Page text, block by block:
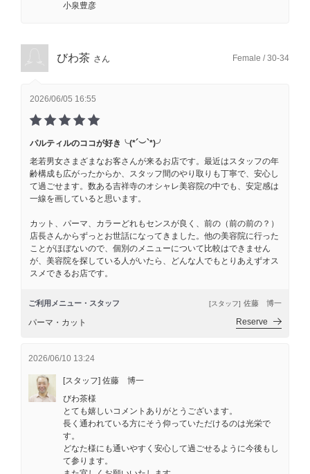
小泉豊彦
びわ茶 さん Female / 30-34
2026/06/05 16:55
パルティルのココが好き╰(*´︶`*)╯
老若男女さまざまなお客さんが来るお店です。最近はスタッフの年
齢構成も広がったからか、スタッフ間のやり取りも丁寧で、安心し
て過ごせます。数ある吉祥寺のオシャレ美容院の中でも、安定感は
一線を画していると思います。
カット、パーマ、カラーどれもセンスが良く、前の（前の前の？）
店長さんからずっとお世話になってきました。他の美容院に行った
ことがほぼないので、個別のメニューについて比較はできません
が、美容院を探している人がいたら、どんな人でもとりあえずオス
スメできるお店です。
ご利用メニュー・スタッフ [スタッフ] 佐藤 博一
パーマ・カット Reserve
2026/06/10 13:24
[スタッフ] 佐藤 博一
びわ茶様
とても嬉しいコメントありがとうございます。
長く通われている方にそう仰っていただけるのは光栄で
す。
どなた様にも通いやすく安心して過ごせるように今後もし
て参ります。